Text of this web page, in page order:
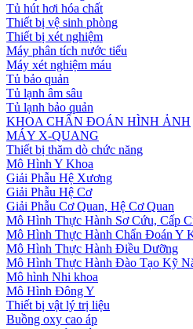
Tủ hút hơi hóa chất
Thiết bị vệ sinh phòng
Thiết bị xét nghiệm
Máy phân tích nước tiểu
Máy xét nghiệm máu
Tủ bảo quản
Tủ lạnh âm sâu
Tủ lạnh bảo quản
KHOA CHẨN ĐOÁN HÌNH ẢNH
MÁY X-QUANG
Thiết bị thăm dò chức năng
Mô Hình Y Khoa
Giải Phẫu Hệ Xương
Giải Phẫu Hệ Cơ
Giải Phẫu Cơ Quan, Hệ Cơ Quan
Mô Hình Thực Hành Sơ Cứu, Cấp
Mô Hình Thực Hành Chẩn Đoán Y
Mô Hình Thực Hành Điều Dưỡng
Mô Hình Thực Hành Đào Tạo Kỹ
Mô hình Nhi khoa
Mô Hình Đông Y
Thiết bị vật lý trị liệu
Buồng oxy cao áp